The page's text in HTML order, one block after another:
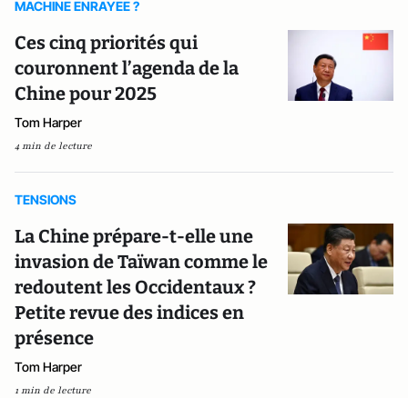
MACHINE ENRAYEE ?
Ces cinq priorités qui
couronnent l’agenda de la
Chine pour 2025
Tom Harper
4 min de lecture
TENSIONS
La Chine prépare-t-elle une
invasion de Taïwan comme le
redoutent les Occidentaux ?
Petite revue des indices en
présence
Tom Harper
1 min de lecture